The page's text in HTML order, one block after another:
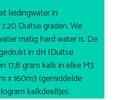
leidingwater in
Duitse graden. We
matig hard water is. De
in dH (Duitse
17,8 gram kalk in elke M3
x 160m3 (gemiddelde
kalkdeeltjes.